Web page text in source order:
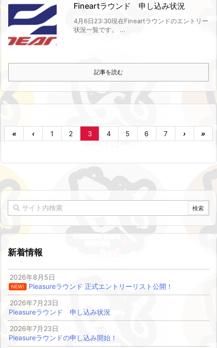
Fineartラウンド 申し込み状況
4月6日23:30現在Fineartラウンドのエントリー
状況一覧です。 ...
記事を読む
« ‹ 1 2 3 4 5 6 7 › »
新着情報
2026年8月5日
NEW!
Pleasureラウンド 正式エントリーリスト公開！
2026年7月23日
Pleasureラウンド 申し込み状況
2026年7月23日
Pleasureラウンドの申し込み開始！